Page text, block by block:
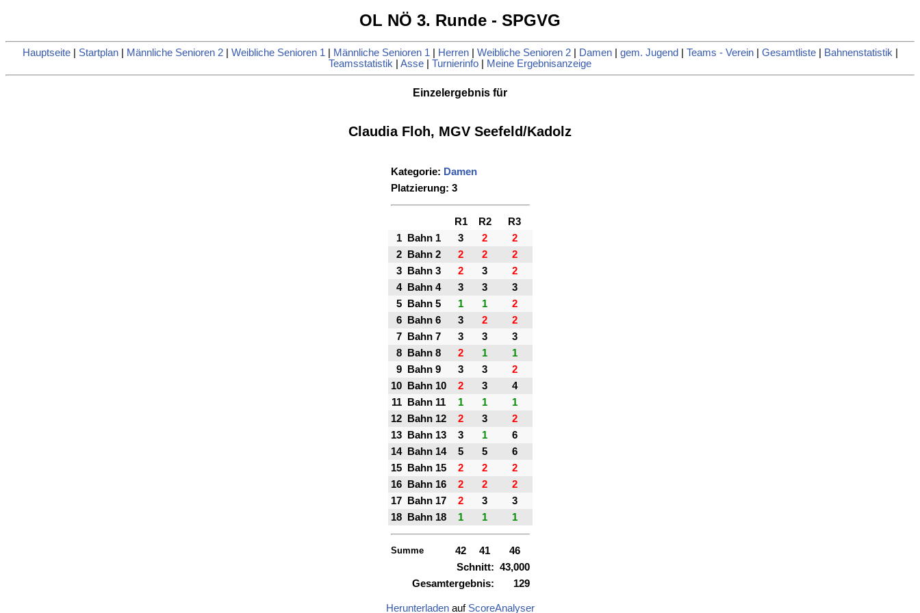
OL NÖ 3. Runde - SPGVG
Hauptseite| Startplan| Männliche Senioren 2| Weibliche Senioren 1| Männliche Senioren 1| Herren| Weibliche Senioren 2| Damen| gem. Jugend Teams - Verein| Gesamtliste| Bahnenstatistik|
Teamsstatistik
Asse Turnierinfo Meine Ergebnisanzeige
Einzelergebnis für
Claudia Floh, MGV Seefeld/Kadolz
Kategorie: Damen
Platzierung: 3
R1 R2
R3
1
Bahn 1 3 2
2
2
Bahn 2 2 2
2
3
Bahn 3 2 3
2
4
Bahn 4 3 3
3
5
Bahn 5 1 1
2
6
Bahn 6 3 2
2
7
Bahn 7 3 3
3
8
Bahn 8 2 1
1
9
Bahn 9 3 3
2
10
Bahn 10 2 3
4
11
Bahn 11 1 1
1
12
Bahn 12 2 3
2
13
Bahn 13 3 1
6
14
Bahn 14 5 5
6
15
Bahn 15 2 2
2
16
Bahn 16 2 2
2
17
Bahn 17 2 3
3
18
Bahn 18 1 1 1
Summe 42 41
46
Schnitt: 43,000
Gesamtergebnis:
129
Herunterladenauf ScoreAnalyser